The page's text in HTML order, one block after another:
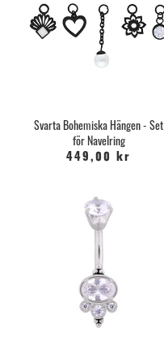
Svarta Bohemiska Hängen - Set
för Navelring
449,00 kr